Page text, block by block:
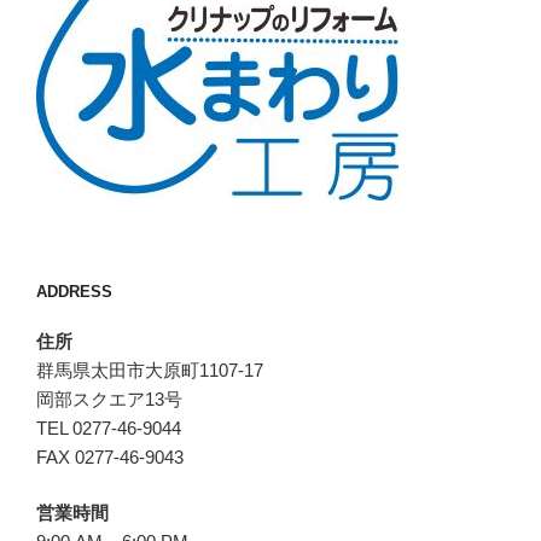
ADDRESS
住所
群馬県太田市大原町1107-17
岡部スクエア13号
TEL 0277-46-9044
FAX 0277-46-9043
営業時間